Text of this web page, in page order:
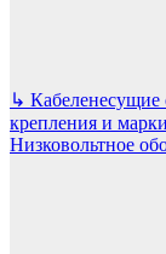
↳ Кабеленесущие
крепления и
Низковольтное